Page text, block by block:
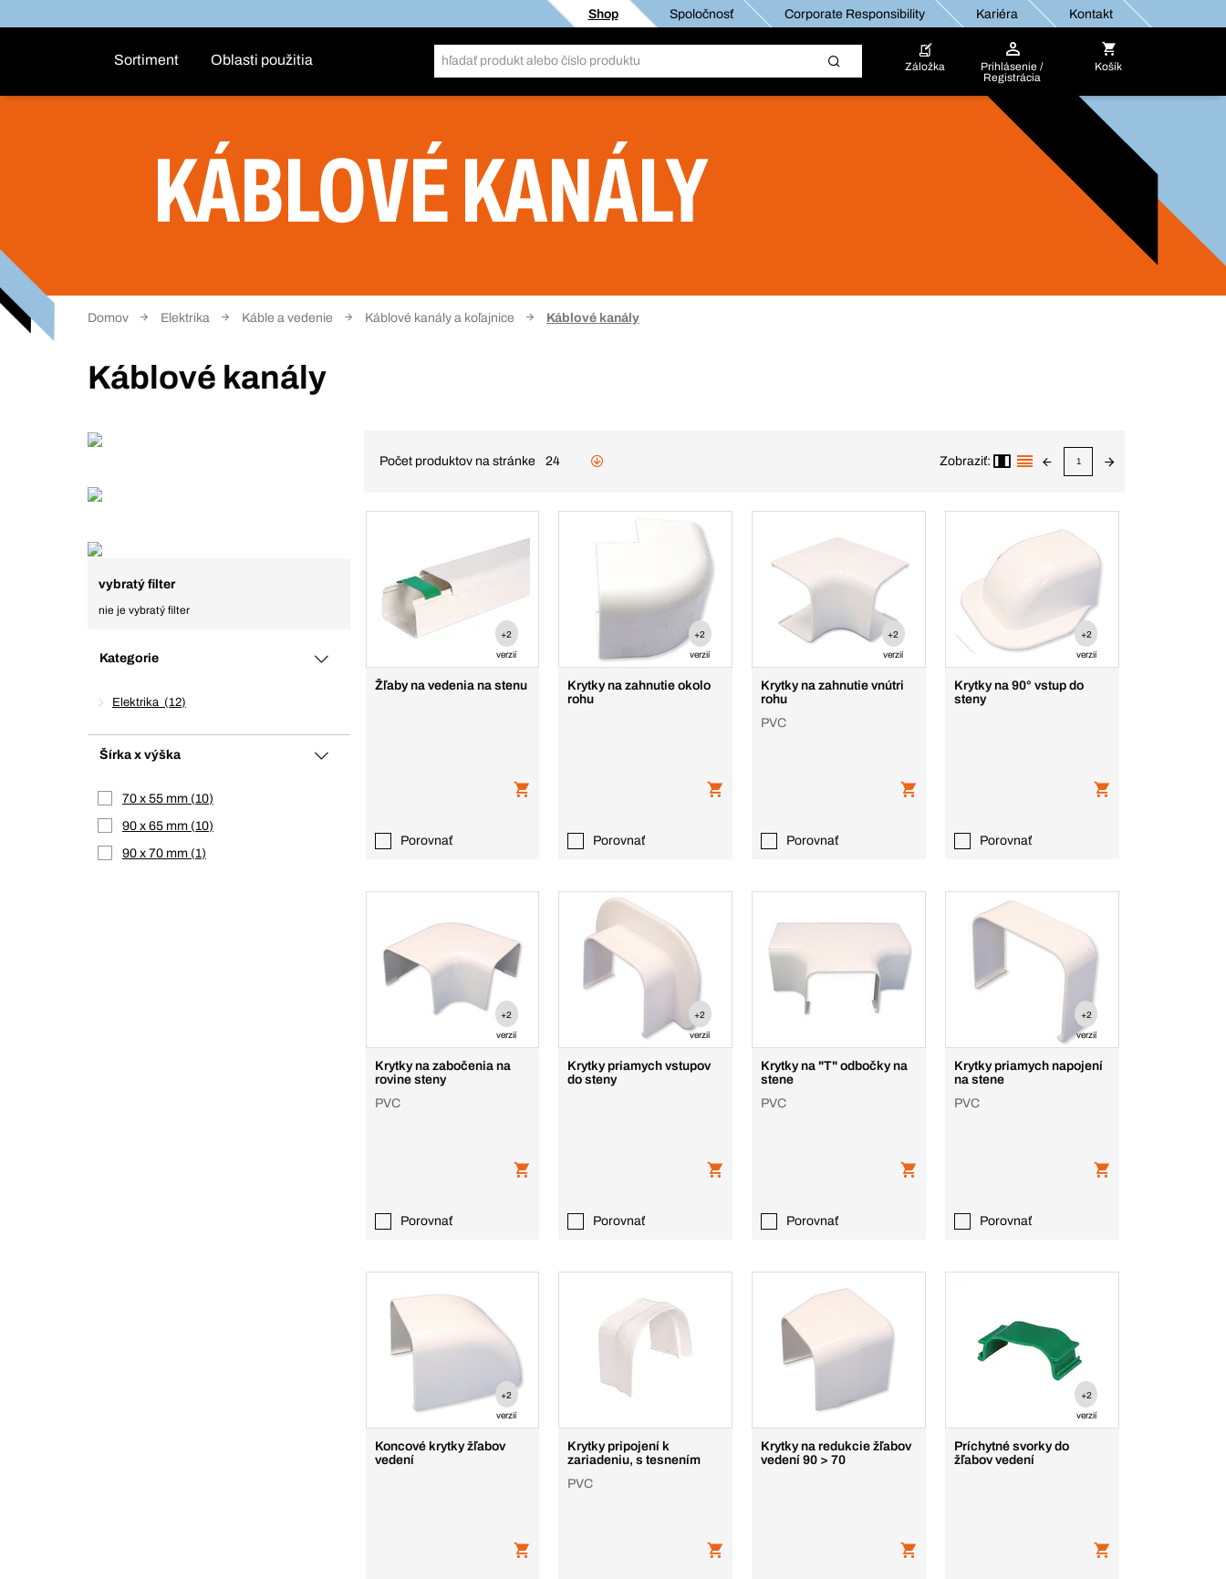
Shop Spoločnosť Corporate Responsibility Kariéra Kontakt
Sortiment Oblasti použitia Záložka
Prihlásenie /
Registrácia
Košík
KÁBLOVÉ KANÁLY
Domov Elektrika Káble a vedenie Káblové kanály a koľajnice Káblové kanály
Káblové kanály
vybratý filter
nie je vybratý filter
Kategorie
Elektrika 12
Šírka x výška
70 x 55 mm 10
90 x 65 mm 10
90 x 70 mm 1
Počet produktov na stránke 24 Zobraziť: 1
+2
verzií
Žľaby na vedenia na stenu
Porovnať
+2
verzií
Krytky na zahnutie okolo
rohu
Porovnať
+2
verzií
Krytky na zahnutie vnútri
rohu
PVC
Porovnať
+2
verzií
Krytky na 90° vstup do
steny
Porovnať
+2
verzií
Krytky na zabočenia na
rovine steny
PVC
Porovnať
+2
verzií
Krytky priamych vstupov
do steny
Porovnať
Krytky na "T" odbočky na
stene
PVC
Porovnať
+2
verzií
Krytky priamych napojení
na stene
PVC
Porovnať
+2
verzií
Koncové krytky žľabov
vedení
Krytky pripojení k
zariadeniu, s tesnením
PVC
Krytky na redukcie žľabov
vedení 90 > 70
+2
verzií
Príchytné svorky do
žľabov vedení